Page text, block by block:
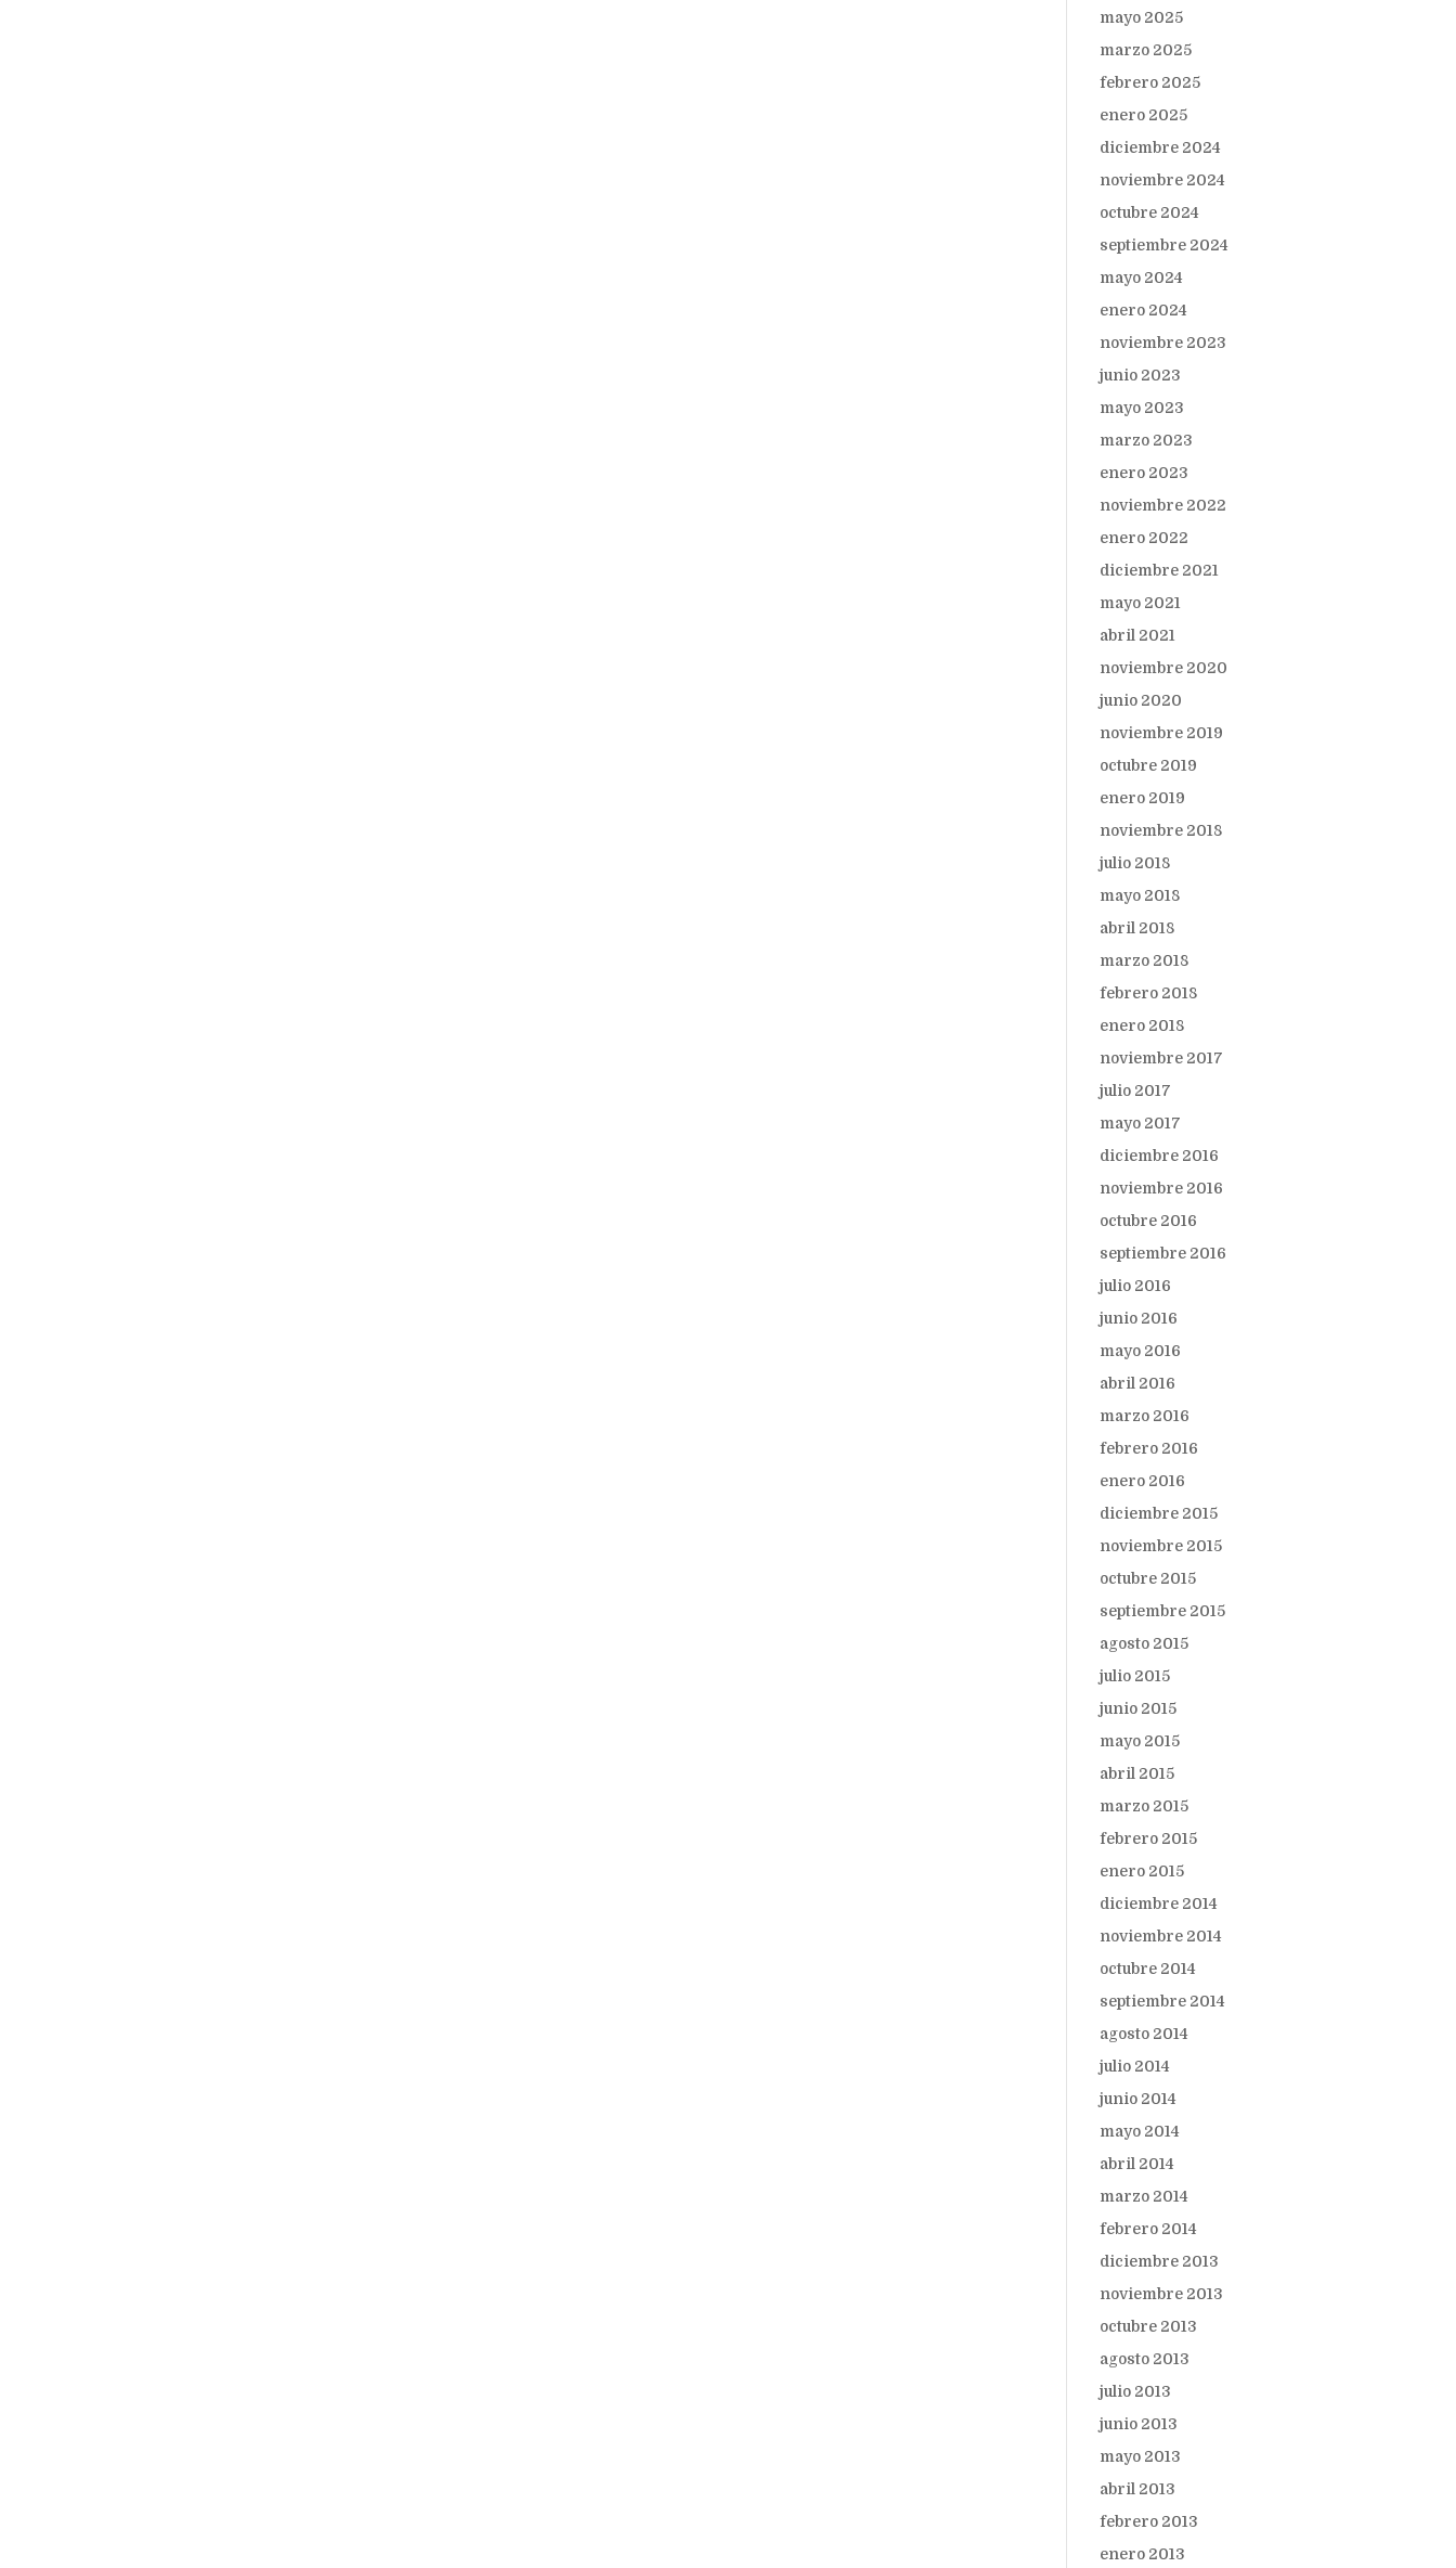
mayo 2025
marzo 2025
febrero 2025
enero 2025
diciembre 2024
noviembre 2024
octubre 2024
septiembre 2024
mayo 2024
enero 2024
noviembre 2023
junio 2023
mayo 2023
marzo 2023
enero 2023
noviembre 2022
enero 2022
diciembre 2021
mayo 2021
abril 2021
noviembre 2020
junio 2020
noviembre 2019
octubre 2019
enero 2019
noviembre 2018
julio 2018
mayo 2018
abril 2018
marzo 2018
febrero 2018
enero 2018
noviembre 2017
julio 2017
mayo 2017
diciembre 2016
noviembre 2016
octubre 2016
septiembre 2016
julio 2016
junio 2016
mayo 2016
abril 2016
marzo 2016
febrero 2016
enero 2016
diciembre 2015
noviembre 2015
octubre 2015
septiembre 2015
agosto 2015
julio 2015
junio 2015
mayo 2015
abril 2015
marzo 2015
febrero 2015
enero 2015
diciembre 2014
noviembre 2014
octubre 2014
septiembre 2014
agosto 2014
julio 2014
junio 2014
mayo 2014
abril 2014
marzo 2014
febrero 2014
diciembre 2013
noviembre 2013
octubre 2013
agosto 2013
julio 2013
junio 2013
mayo 2013
abril 2013
febrero 2013
enero 2013